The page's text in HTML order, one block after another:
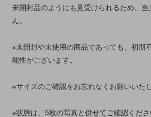
未開封品のようにも見受けられるため、
ん。
※未開封や未使用の商品であっても、初期
能性がございます。
※サイズのご確認をお忘れなくお願いいたし
※状態は、5枚の写真と併せてご確認くださ